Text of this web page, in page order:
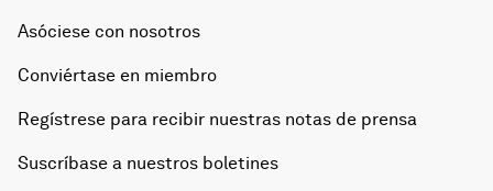
Asóciese con nosotros
Conviértase en miembro
Regístrese para recibir nuestras notas de prensa
Suscríbase a nuestros boletines